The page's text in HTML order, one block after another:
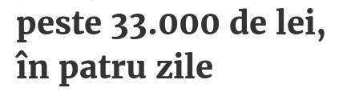
peste 33.000 de lei,
în patru zile